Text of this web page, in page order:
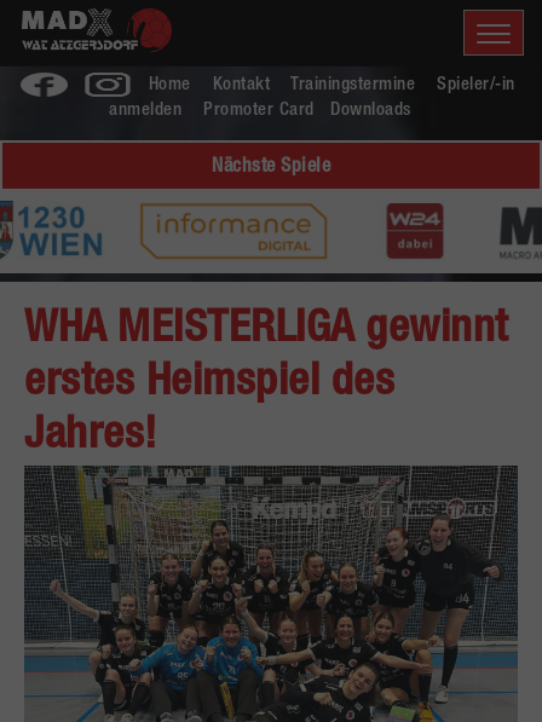
Home Kontakt Trainingstermine
Spieler/-in
anmelden
Promoter Card Downloads
Nächste Spiele
WHA MEISTERLIGA gewinnt
erstes Heimspiel des
Jahres!